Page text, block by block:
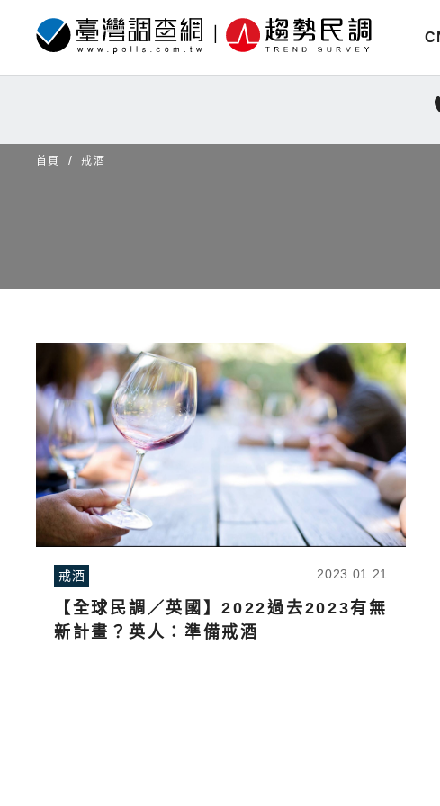
首頁 戒酒
戒酒 2023.01.21
【全球民調／英國】2022過去2023有無
新計畫？英人：準備戒酒